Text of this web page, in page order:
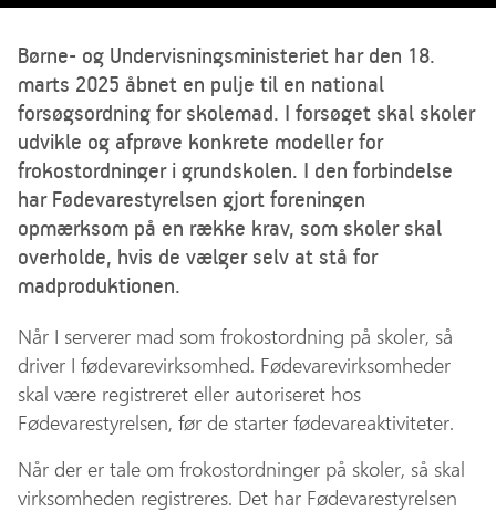
Børne- og Undervisningsministeriet har den 18.
marts 2025 åbnet en pulje til en national
forsøgsordning for skolemad. I forsøget skal skoler
udvikle og afprøve konkrete modeller for
frokostordninger i grundskolen. I den forbindelse
har Fødevarestyrelsen gjort foreningen
opmærksom på en række krav, som skoler skal
overholde, hvis de vælger selv at stå for
madproduktionen.
Når I serverer mad som frokostordning på skoler, så
driver I fødevarevirksomhed. Fødevarevirksomheder
skal være registreret eller autoriseret hos
Fødevarestyrelsen, før de starter fødevareaktiviteter.
Når der er tale om frokostordninger på skoler, så skal
virksomheden registreres. Det har Fødevarestyrelsen